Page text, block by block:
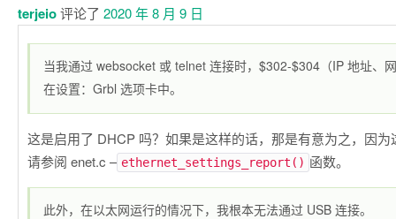
terjeio评论了 2020 年 8 月 9 日
当我通过 websocket 或 telnet 连接时，$302-$304（IP 地址、
在设置：Grbl 选项卡中。
这是启用了 DHCP 吗？如果是这样的话，那是有意为之，因
请参阅 enet.c – ethernet_settings_report() 函数。
此外，在以太网运行的情况下，我根本无法通过 USB 连接。